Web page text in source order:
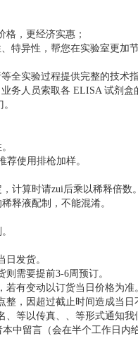
格，更经济实惠；
特异性，帮您在实验室更加节
全实验过程提供完整的技术指
务人员索取各 ELISA 试剂盒
荐使用排枪加样。
计算时请zui后乘以稀释倍数。
释液配制，不能混淆。
发货。
需要提前3-6周预订。
有变动以订货当日价格为准
，因超过截止时间造成当日
等以传真、、等形式通知我
中留言（会在半个工作日内